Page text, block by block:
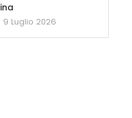
9 Luglio 2026